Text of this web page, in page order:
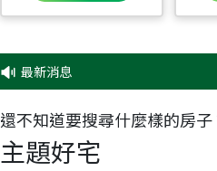
最新消息
還不知道要搜尋什麼樣的房
主題好宅